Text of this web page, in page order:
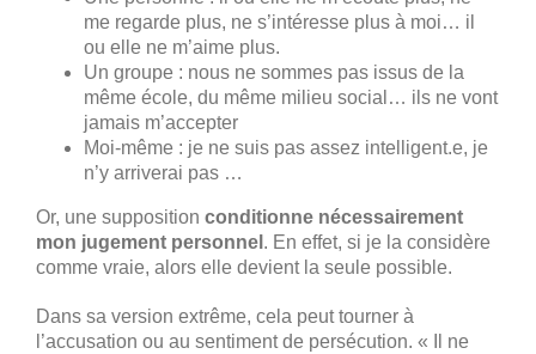
me regarde plus, ne s’intéresse plus à moi… il
ou elle ne m’aime plus.
Un groupe : nous ne sommes pas issus de la
même école, du même milieu social… ils ne vont
jamais m’accepter
Moi-même : je ne suis pas assez intelligent.e, je
n’y arriverai pas …
Or, une supposition conditionne nécessairement
mon jugement personnel . En effet, si je la considère
comme vraie, alors elle devient la seule possible.
Dans sa version extrême, cela peut tourner à
l’accusation ou au sentiment de persécution. « Il ne